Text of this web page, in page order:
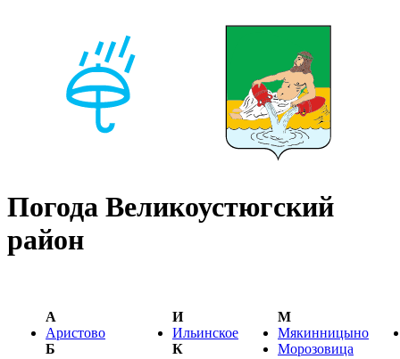
Погода Великоустюгский
район
А
Аристово
Б
И
Ильинское
К
М
Мякинницыно
Морозовица